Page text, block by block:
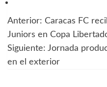
Navegación
de
entradas
Anterior: Caracas FC
Juniors en Copa
Siguiente: Jornada
en el exterior